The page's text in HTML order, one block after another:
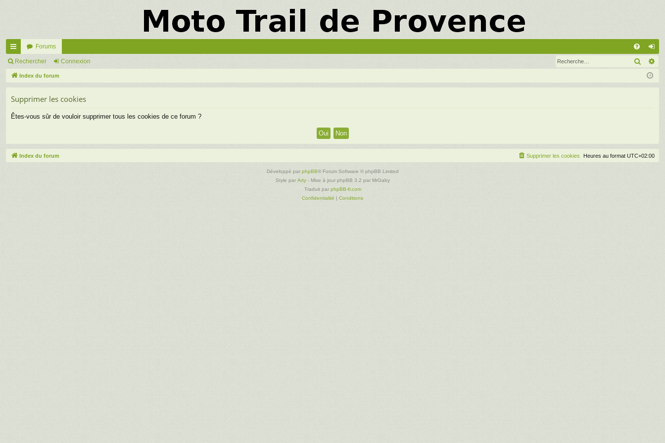
cc
ès
de
Forums
FA on
ne
Rechercher Connexion
Index du forum
Supprimer les cookies
Êtes-vous sûr de vouloir supprimer tous les cookies de ce forum ?
Index du forum Heures au format UTC+02:00
Supprimer les cookies
Développé par phpBB® Forum Software © phpBB Limited
Style par Arty- Mise à jour phpBB 3.2 par MrGaby
Traduit par phpBB-fr.com
Confidentialité | Conditions